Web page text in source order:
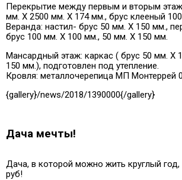
Перекрытие между первым и вторым
мм. Х 2500 мм. Х 174 мм., брус клееный
Веранда: настил- брус 50 мм. Х 150 мм.,
брус 100 мм. Х 100 мм., 50 мм. Х 150 мм.
Мансардный этаж: каркас ( брус 50 мм. Х
150 мм.), подготовлен под утепление.
Кровля: металлочерепица МП Монтеррей
{gallery}/news/2018/1390000{/gallery}
Дача мечты!
Дача, в которой можно жить круглый год,
руб!